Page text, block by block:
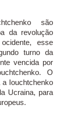
são
da revolução
esse
turno da
vencida por
O
Iouchtchenko
Ucraina, para